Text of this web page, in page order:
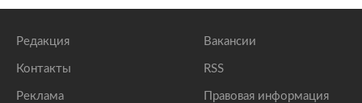
Редакция
Контакты
Реклама
Вакансии
RSS
Правовая информация